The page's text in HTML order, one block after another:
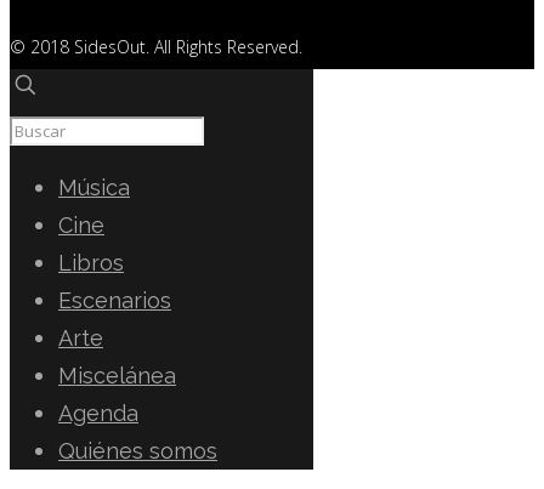
© 2018 SidesOut. All Rights Reserved.
Música
Cine
Libros
Escenarios
Arte
Miscelánea
Agenda
Quiénes somos